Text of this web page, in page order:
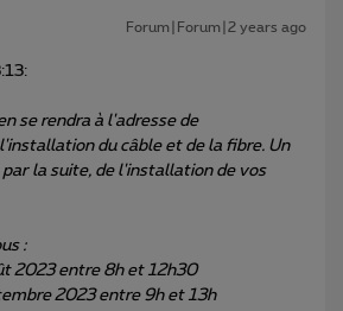
Forum|Forum|2 years ago
se rendra à l'adresse de
du câble et de la fibre. Un
par la suite, de l'installation de vos
:
2023 entre 8h et 12h30
2023 entre 9h et 13h